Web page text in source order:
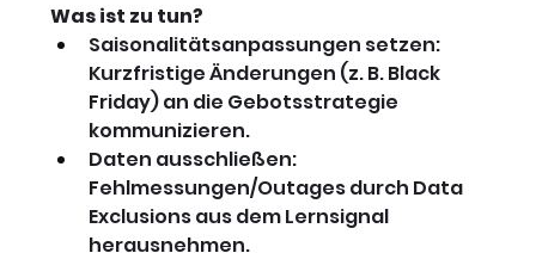
Was ist zu tun?
Saisonalitätsanpassungen setzen:
Kurzfristige Änderungen (z. B. Black
Friday) an die Gebotsstrategie
kommunizieren.
Daten ausschließen:
Fehlmessungen/Outages durch Data
Exclusions aus dem Lernsignal
herausnehmen.